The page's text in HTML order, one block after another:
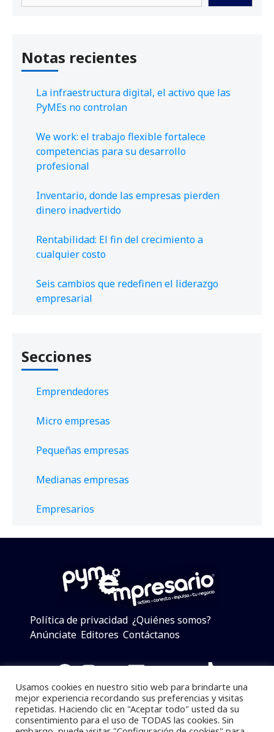
Notas recientes
La infraestructura digital, el activo que las
PyMEs no controlan
We work: el trabajo flexible fortalece
competencias para su desarrollo
profesional
Inventario, donde las empresas pierden
dinero inadvertido
Rentabilidad: El fin del crecimiento a
cualquier costo
Seis cambios que redefinen el liderazgo
empresarial
Secciones
Emprendedores
Micro empresas
Pequeñas empresas
Medianas empresas
Empresarios
Política de privacidad ¿Quiénes somos?
Anúnciate Editores Contáctanos
Facebook
Instagram
Twitter
LinkedIn
Telegram
YouTube
TikTok
Usamos cookies en nuestro sitio web para brindarte una
mejor experiencia recordando sus preferencias y visitas
repetidas. Haciendo clic en "Aceptar todo" usted da su
consentimiento para el uso de TODAS las cookies. Sin